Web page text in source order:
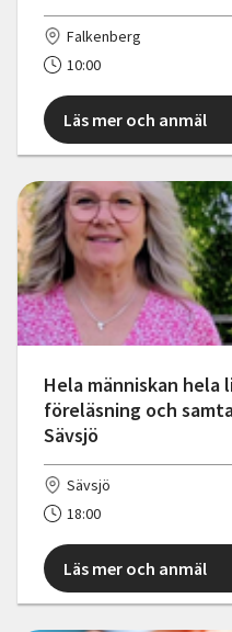
Falkenberg
10:00
Läs mer och anmäl
Hela människan hela
föreläsning och
Sävsjö
Sävsjö
18:00
Läs mer och anmäl